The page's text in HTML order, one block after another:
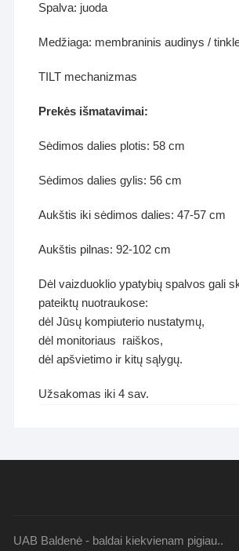
Spalva: juoda
Medžiaga: membraninis audinys /
TILT mechanizmas
Prekės išmatavimai:
Sėdimos dalies plotis: 58 cm
Sėdimos dalies gylis: 56 cm
Aukštis iki sėdimos dalies: 47-57 cm
Aukštis pilnas: 92-102 cm
Dėl vaizduoklio ypatybių spalvos gali
pateiktų nuotraukose:
dėl Jūsų kompiuterio nustatymų,
dėl monitoriaus raiškos,
dėl apšvietimo ir kitų sąlygų.
Užsakomas iki 4 sav.
UAB Baldenė - baldai kiekvienam pigiau..